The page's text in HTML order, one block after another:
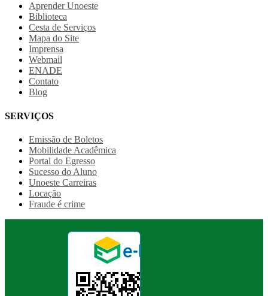
Aprender Unoeste
Biblioteca
Cesta de Serviços
Mapa do Site
Imprensa
Webmail
ENADE
Contato
Blog
SERVIÇOS
Emissão de Boletos
Mobilidade Acadêmica
Portal do Egresso
Sucesso do Aluno
Unoeste Carreiras
Locação
Fraude é crime